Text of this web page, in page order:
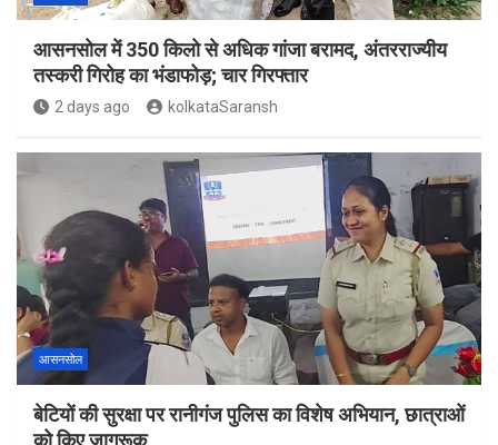
आसनसोल में 350 किलो से अधिक गांजा बरामद, अंतरराज्यीय
तस्करी गिरोह का भंडाफोड़; चार गिरफ्तार
2 days ago kolkataSaransh
आसनसोल
बेटियों की सुरक्षा पर रानीगंज पुलिस का विशेष अभियान, छात्राओं
को किए जागरूक